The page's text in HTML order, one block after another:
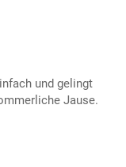
und gelingt
Jause.